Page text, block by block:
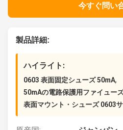
今すぐ問い
製品詳細:
ハイライト:
0603 表面固定シューズ 50mA,
50mAの電路保護用ファイュー
表面マウント・シューズ 0603